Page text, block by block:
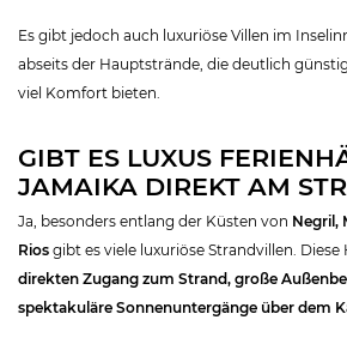
Es gibt jedoch auch luxuriöse Villen im
abseits der Hauptstrände, die deutlich
viel Komfort bieten.
GIBT ES LUXUS
JAMAIKA DIREKT AM
Ja, besonders entlang der Küsten von Negril,
Rios gibt es viele luxuriöse Strandvillen.
direkten Zugang zum Strand, große
spektakuläre Sonnenuntergänge über dem